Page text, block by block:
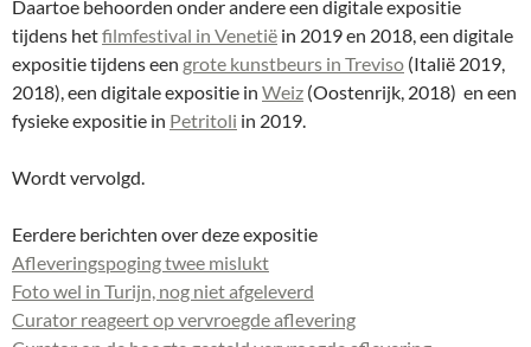
Daartoe behoorden onder andere een digitale expositie
tijdens hetfilmfestival in Venetië in 2019 en 2018, een digitale
expositie tijdens een grote kunstbeurs in Treviso (Italië 2019,
2018), een digitale expositie in Weiz (Oostenrijk, 2018) en een
fysieke expositie in Petritoli in 2019.
Wordt vervolgd.
Eerdere berichten over deze expositie
Afleveringspoging twee mislukt
Foto wel in Turijn, nog niet afgeleverd
Curator reageert op vervroegde aflevering